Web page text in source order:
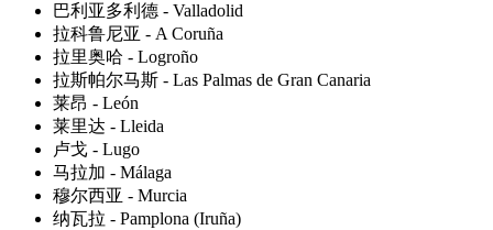
巴利亚多利德 - Valladolid
拉科鲁尼亚 - A Coruña
拉里奥哈 - Logroño
拉斯帕尔马斯 - Las Palmas de Gran Canaria
莱昂 - León
莱里达 - Lleida
卢戈 - Lugo
马拉加 - Málaga
穆尔西亚 - Murcia
纳瓦拉 - Pamplona (Iruña)